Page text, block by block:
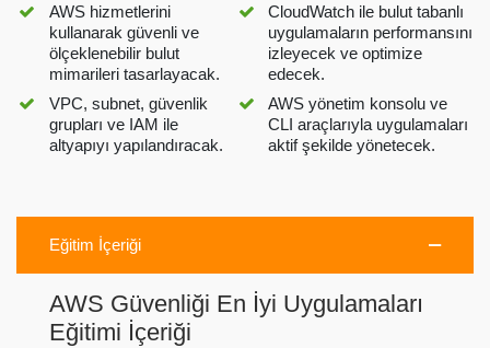
AWS hizmetlerini
kullanarak güvenli ve
ölçeklenebilir bulut
mimarileri tasarlayacak.
VPC, subnet, güvenlik
grupları ve IAM ile
altyapıyı yapılandıracak.
CloudWatch ile bulut tabanlı
uygulamaların performansını
izleyecek ve optimize
edecek.
AWS yönetim konsolu ve
CLI araçlarıyla uygulamaları
aktif şekilde yönetecek.
Eğitim İçeriği
AWS Güvenliği En İyi Uygulamaları
Eğitimi İçeriği